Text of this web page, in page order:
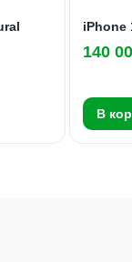
iPhone
140
В